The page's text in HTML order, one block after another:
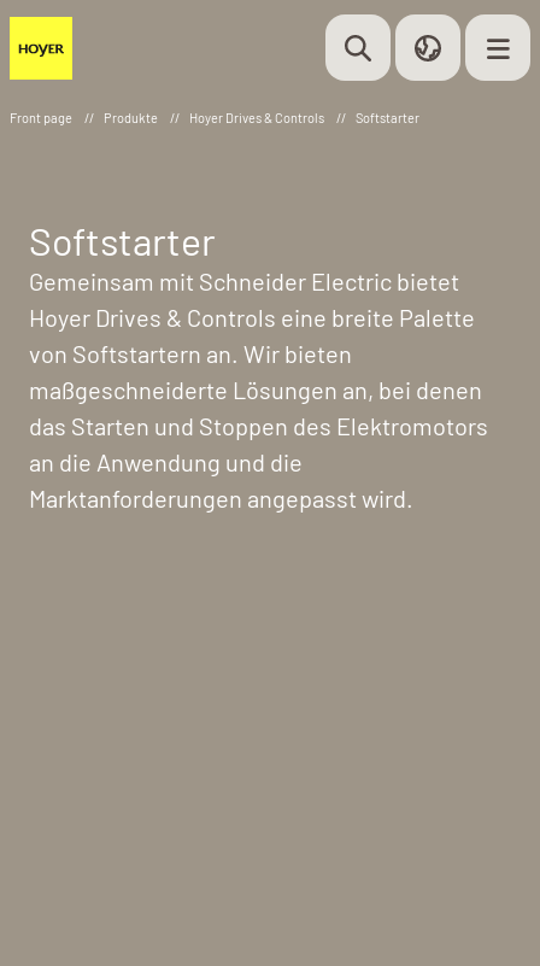
Front page // Produkte // Hoyer Drives & Controls // Softstarter
Softstarter
Gemeinsam mit Schneider Electric bietet
Hoyer Drives & Controls eine breite Palette
von Softstartern an. Wir bieten
maßgeschneiderte Lösungen an, bei denen
das Starten und Stoppen des Elektromotors
an die Anwendung und die
Marktanforderungen angepasst wird.